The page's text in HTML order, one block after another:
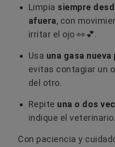
Limpia siempre
afuera, con
irritar el ojo 👀💕.
Usa una gasa
evitas contagiar un
del otro.
Repite una o dos
indique el veterinario.
Con paciencia y